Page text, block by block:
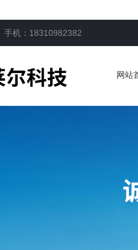
手机：18310982382
网站